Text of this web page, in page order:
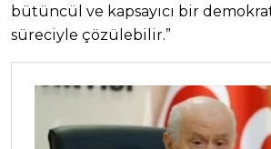
bütüncül ve kapsayıcı bir
süreciyle çözülebilir.”